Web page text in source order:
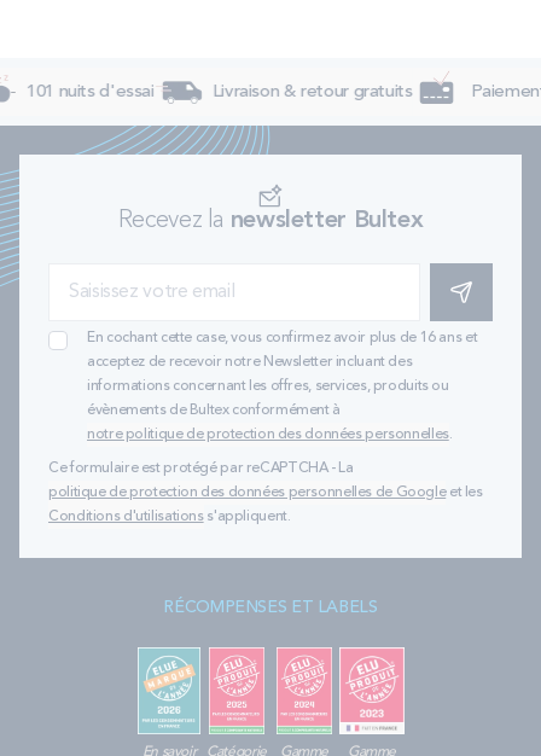
101 nuits d'essai Livraison & retour gratuits
Recevez la newsletter Bultex
S'INSCRIRE
En cochant cette case, vous confirmez avoir plus de 16 ans et
acceptez de recevoir notre Newsletter incluant des
informations concernant les offres, services, produits ou
évènements de Bultex conformément à
notre politique de protection des données personnelles.
Ce formulaire est protégé par reCAPTCHA - La
politique de protection des données personnelles de Googleet les
Conditions d'utilisationss'appliquent.
RÉCOMPENSES ET LABELS
En savoir
Catégorie
Gamme
Gamme